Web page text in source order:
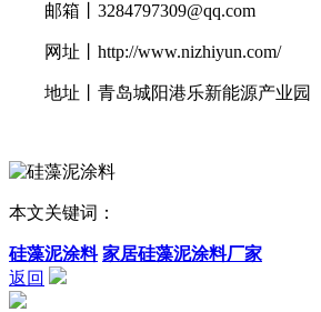
邮箱丨3284797309@qq.com
网址丨http://www.nizhiyun.com/
地址丨青岛城阳港乐新能源产业园
本文关键词：
硅藻泥涂料 家居硅藻泥涂料厂家
返回